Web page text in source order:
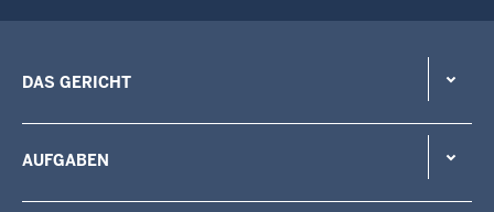
DAS GERICHT
AUFGABEN